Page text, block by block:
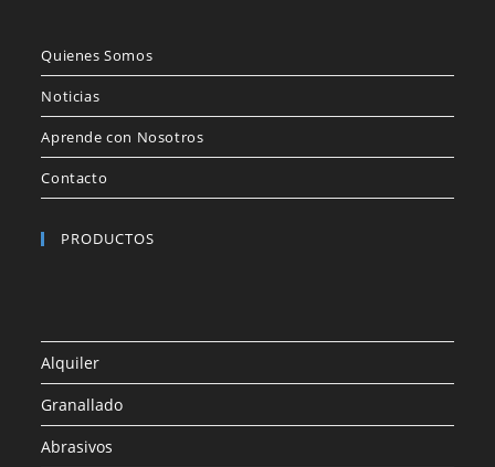
Quienes Somos
Noticias
Aprende con Nosotros
Contacto
PRODUCTOS
Alquiler
Granallado
Abrasivos